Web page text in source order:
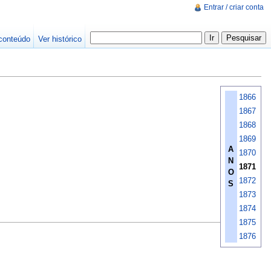
A
N
O
S
1866
1867
1868
1869
1870
1871
1872
1873
1874
1875
1876
Entrar / criar conta
Ver histórico